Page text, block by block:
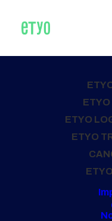
ETYO
ETYO
ETYO
Posts Tagged
TOUS
DUE